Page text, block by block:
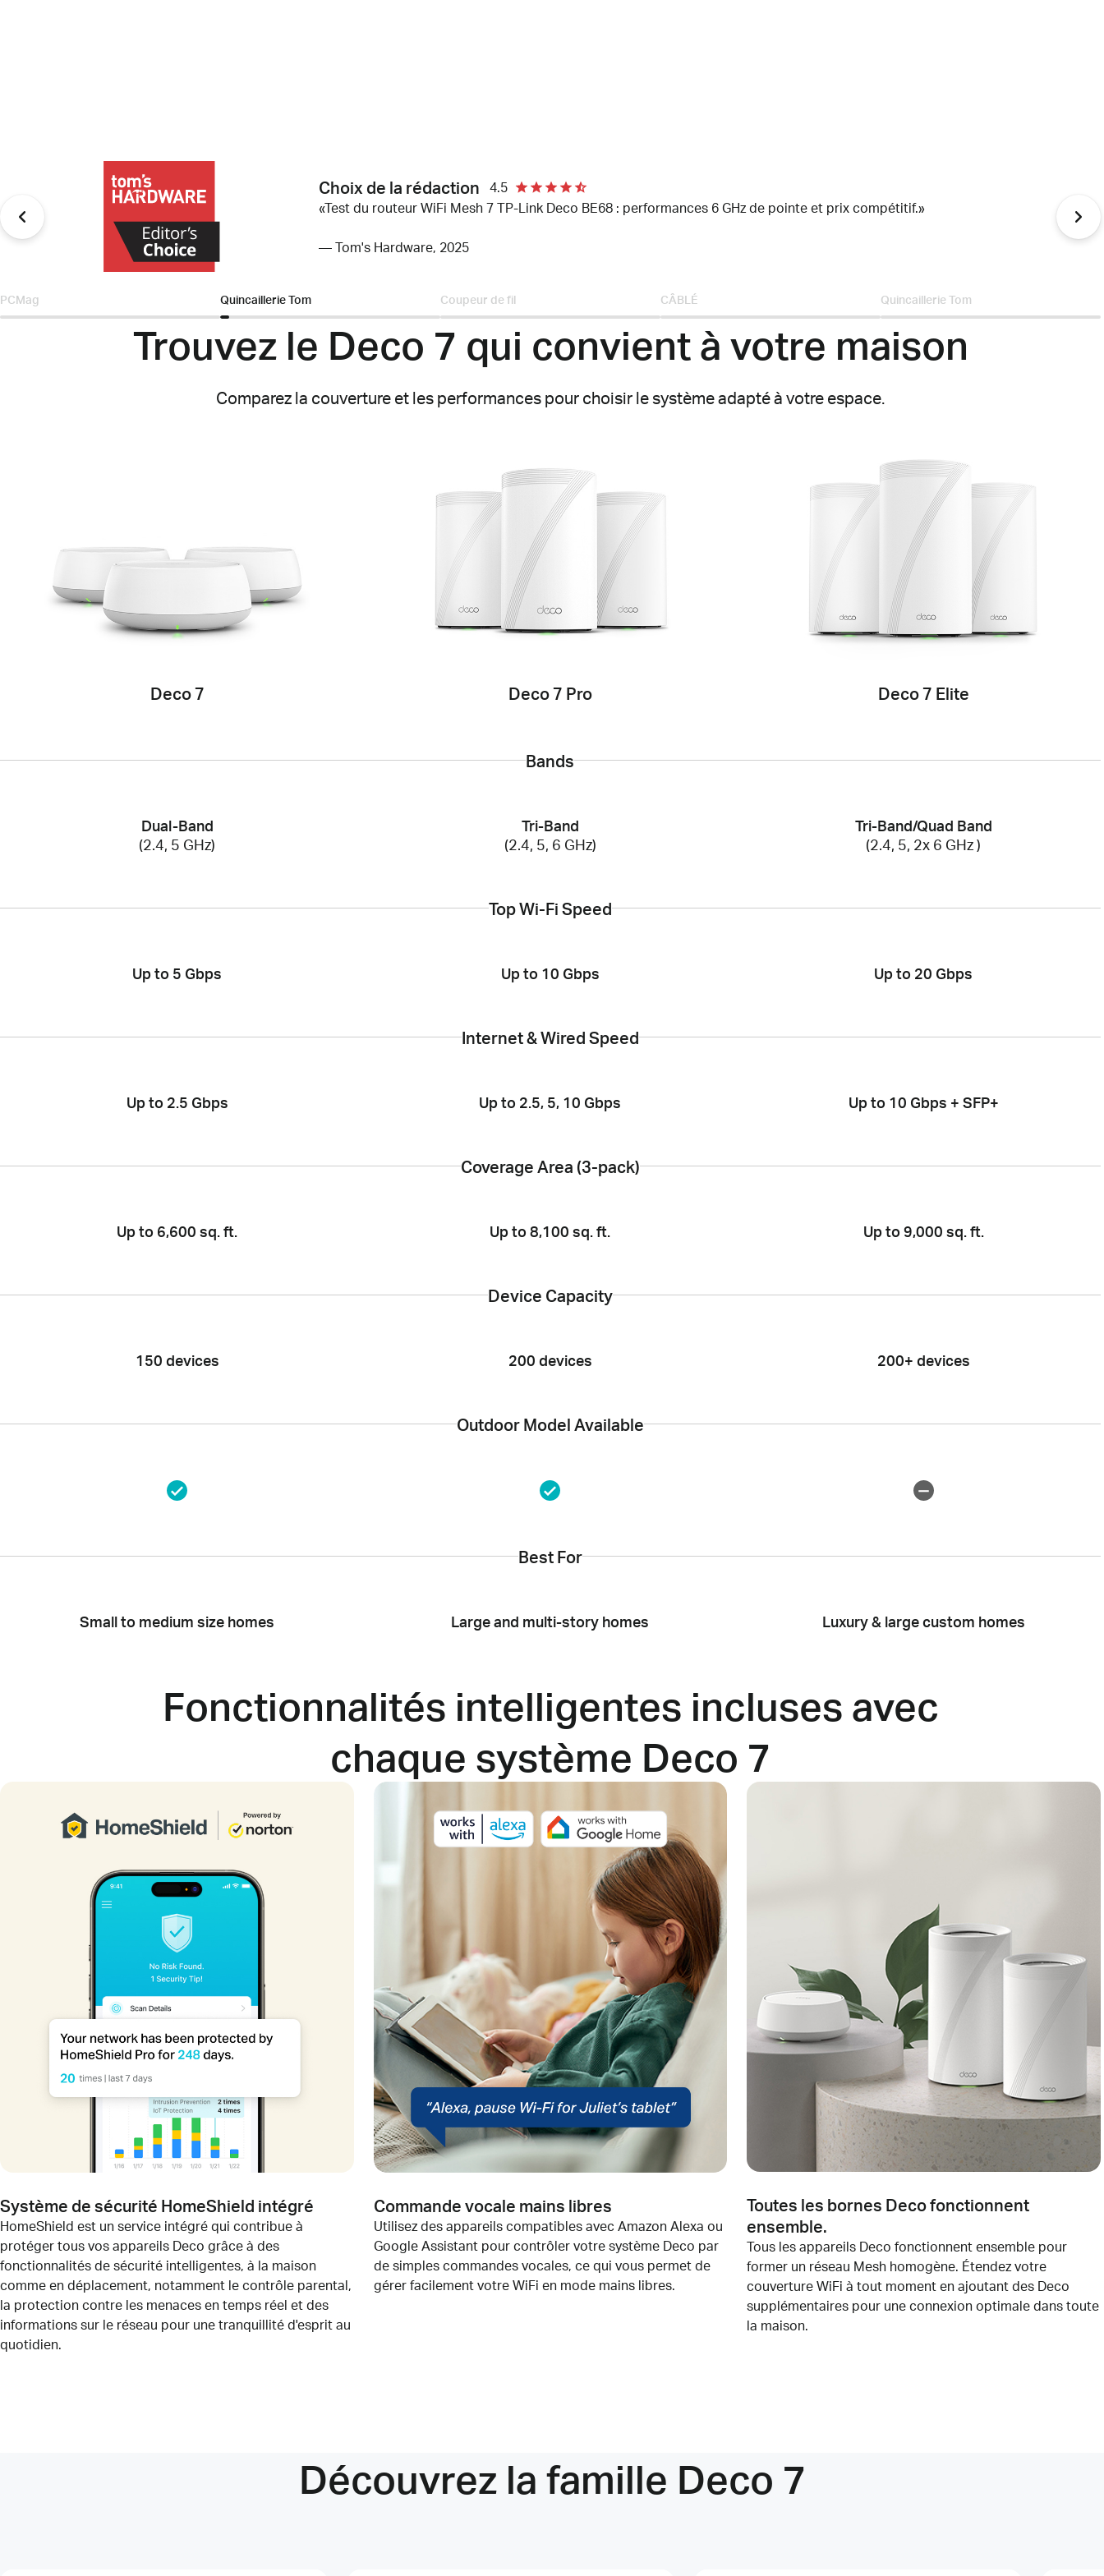
Choix de la rédaction
4.5
Test du routeur WiFi Mesh7 TP-Link Deco BE68 : performances 6 GHz de pointe et prix compétitif.
— Tom's Hardware, 2025
PCMag Quincaillerie Tom Coupeur de fil CÂBLÉ Quincaillerie Tom
Trouvez le Deco 7 qui convient à votre maison
Comparez la couverture et les performances pour choisir le système adapté à votre espace.
Deco 7 Deco 7 Pro Deco 7 Elite
Bands
Dual-Band
(2.4, 5 GHz)
Tri-Band
(2.4, 5, 6 GHz)
Tri-Band/Quad Band
(2.4, 5, 2x 6 GHz )
Top Wi-Fi Speed
Up to 5 Gbps Up to 10 Gbps Up to 20 Gbps
Internet & Wired Speed
Up to 2.5 Gbps Up to 2.5, 5, 10 Gbps Up to 10 Gbps + SFP+
Coverage Area (3-pack)
Up to 6,600 sq. ft. Up to 8,100 sq. ft. Up to 9,000 sq. ft.
Device Capacity
150 devices 200 devices 200+ devices
Outdoor Model Available
Best For
Small to medium size homes Large and multi-story homes Luxury & large custom homes
Fonctionnalités intelligentes incluses avec
chaque système Deco 7
Système de sécurité HomeShield intégré
HomeShield est un service intégré qui contribue à
protéger tous vos appareils Deco grâce à des
fonctionnalités de sécurité intelligentes, à la maison
comme en déplacement, notamment le contrôle parental,
la protection contre les menaces en temps réel et des
informations sur le réseau pour une tranquillité d'esprit au
quotidien.
Commande vocale mains libres
Utilisez des appareils compatibles avec Amazon Alexa ou
Google Assistant pour contrôler votre système Deco par
de simples commandes vocales, ce qui vous permet de
gérer facilement votreWiFi en mode mains libres.
Toutes les bornes Deco fonctionnent
ensemble.
Tous les appareils Deco fonctionnent ensemble pour
former un réseau Mesh homogène. Étendez votre
couvertureWiFi à tout moment en ajoutant des Deco
supplémentaires pour une connexion optimale dans toute
la maison.
Découvrez la famille Deco 7